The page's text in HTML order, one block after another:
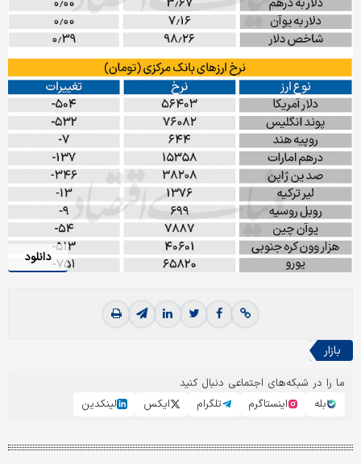
دانلود
بازار
ما را در شبکه‌های اجتماعی دنبال کنید
بله
اینستاگرم تلگرام ایکس لینکدین